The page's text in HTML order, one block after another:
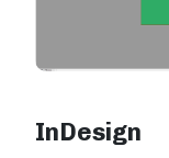
InDesign